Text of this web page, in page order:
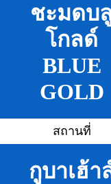
ชะมดบ
โกลด์
BLUE
GOLD
สถานที่
กูบาเฮ้า